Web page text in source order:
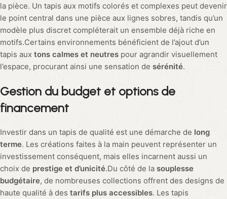
la pièce. Un tapis aux motifs colorés et complexes peut devenir
le point central dans une pièce aux lignes sobres, tandis qu’un
modèle plus discret compléterait un ensemble déjà riche en
motifs.Certains environnements bénéficient de l’ajout d’un
tapis aux tons calmes et neutres pour agrandir visuellement
l’espace, procurant ainsi une sensation de sérénité.
Gestion du budget et options de
financement
Investir dans un tapis de qualité est une démarche de long
terme. Les créations faites à la main peuvent représenter un
investissement conséquent, mais elles incarnent aussi un
choix de prestige et d’unicité.Du côté de la souplesse
budgétaire, de nombreuses collections offrent des designs de
haute qualité à des tarifs plus accessibles. Les tapis